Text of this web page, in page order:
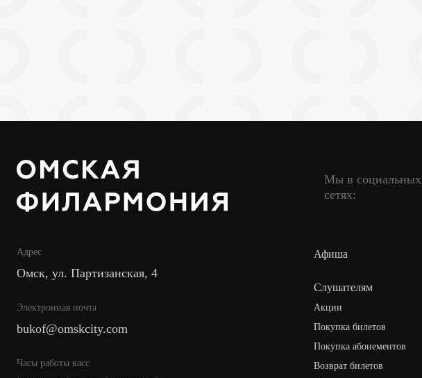
Мы в социальных
сетях:
Адрес
Омск, ул. Партизанская, 4
Электронная почта
bukof@omskcity.com
Часы работы касс
Афиша
Слушателям
Акции
Покупка билетов
Покупка абонементов
Возврат билетов